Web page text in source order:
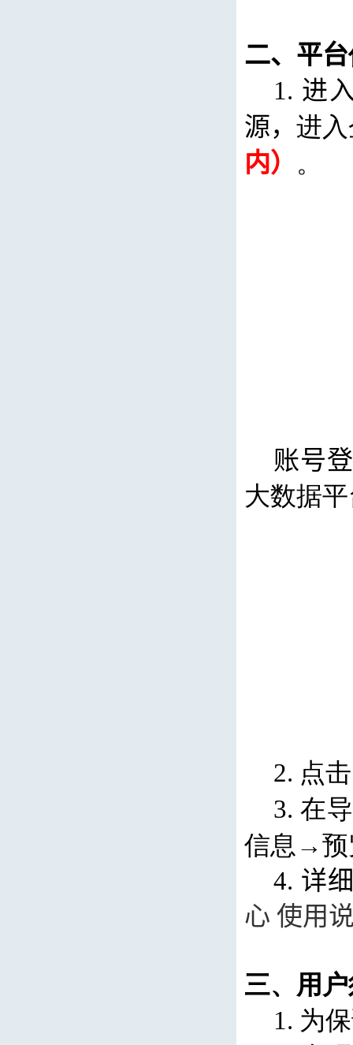
二、平台
1. 进
源，进
内） 。
账号
大数据
2. 点
3. 在
信息→预
4. 详
心 使用
三、用
1. 为